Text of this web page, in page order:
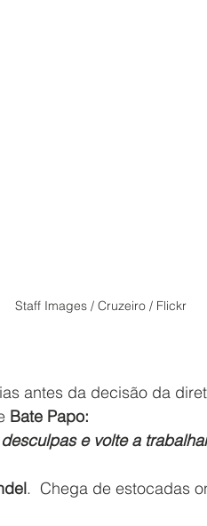
Staff Images / Cruzeiro / Flickr
antes da decisão da
Bate Papo:
e volte a
.  Chega de estocadas